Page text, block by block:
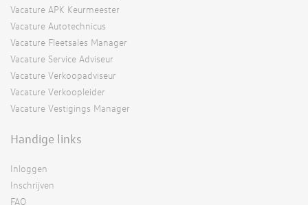
Vacature APK Keurmeester
Vacature Autotechnicus
Vacature Fleetsales Manager
Vacature Service Adviseur
Vacature Verkoopadviseur
Vacature Verkoopleider
Vacature Vestigings Manager
Handige links
Inloggen
Inschrijven
FAQ